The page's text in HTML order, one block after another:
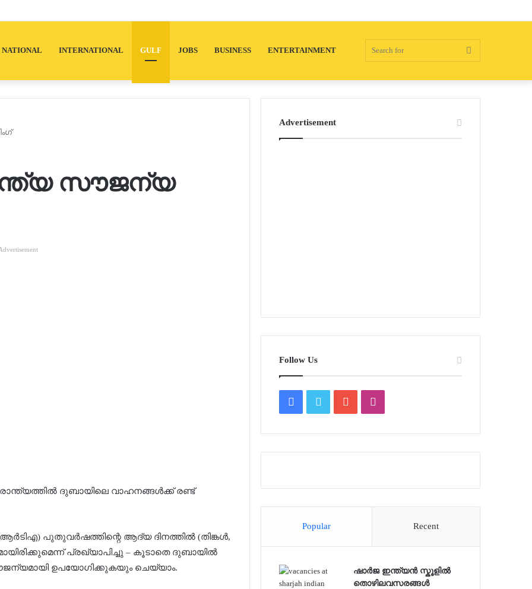
NATIONAL INTERNATIONAL GULF JOBS BUSINESS ENTERTAINMENT Search
സൗജന്യ
ദുബായിലെ വാഹനങ്ങൾക്ക് രണ്ട്
പുതുവർഷത്തിന്റെ ആദ്യ ദിനത്തിൽ (തിങ്കൾ,
പ്രഖ്യാപിച്ചു – കൂടാതെ ദുബായിൽ
ഉപയോഗിക്കുകയും ചെയ്യാം.
Advertisement
Follow Us
FacebookTwitter YouTube
Popular Recent
ഷാർജ ഇന്ത്യൻ സ്കൂളിൽ
തൊഴിലവസരങ്ങൾ